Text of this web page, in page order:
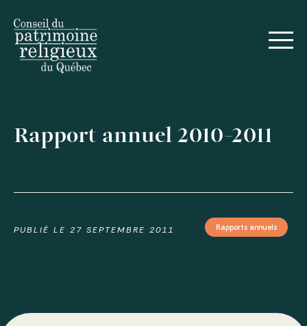
Rapport annuel 2010-2011
PUBLIÉ LE 27 SEPTEMBRE 2011 Rapports annuels